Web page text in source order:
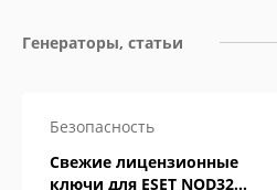
Генераторы, статьи
Безопасность
Свежие лицензионные
ключи для ESET NOD32